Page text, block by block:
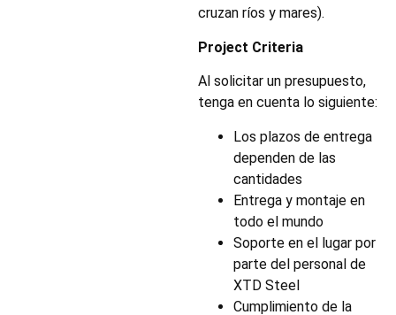
cruzan ríos y mares).
Project Criteria
Al solicitar un presupuesto,
tenga en cuenta lo siguiente:
Los plazos de entrega
dependen de las
cantidades
Entrega y montaje en
todo el mundo
Soporte en el lugar por
parte del personal de
XTD Steel
Cumplimiento de la